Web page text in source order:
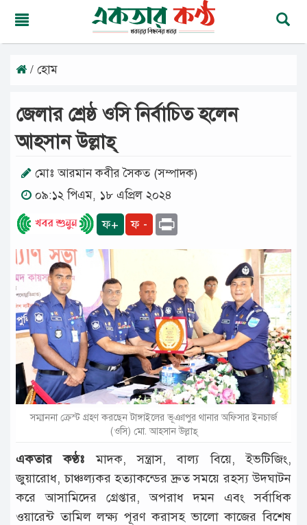
রবিবার,
২০২৬
শ্রাবণ
বঙ্গাব্দ
মূলপাতা
জাতীয়
দেশের
খবর
আমাদের
টাঙ্গাইল
আন্তর্জাতিক
রাজনীতি
অপরাধ
বিনোদন
খেলাধুলা
চাকরি
/ হোম
জেলার শ্রেষ্ঠ ওসি নির্বাচিত হলেন
আহসান উল্লাহ্
মোঃ আরমান কবীর সৈকত (সম্পাদক)
০৯:১২ পিএম, ১৮ এপ্রিল ২০২৪
ফ+ ফ -
সম্মাননা ক্রেস্ট গ্রহণ করছেন টাঙ্গাইলের ভূঞাপুর থানার অফিসার ইনচার্জ
(ওসি) মো. আহসান উল্লাহ্
একতার কণ্ঠঃ মাদক, সন্ত্রাস, বাল্য বিয়ে, ইভটিজিং,
জুয়ারোধ, চাঞ্চল্যকর হত্যাকন্ডের দ্রুত সময়ে রহস্য উদঘাটন
করে আসামিদের গ্রেপ্তার, অপরাধ দমন এবং সর্বাধিক
ওয়ারেন্ট তামিল লক্ষ্য পূরণ করাসহ ভালো কাজের বিশেষ